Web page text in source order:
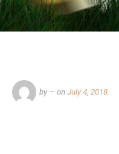
by — on July 4, 2018